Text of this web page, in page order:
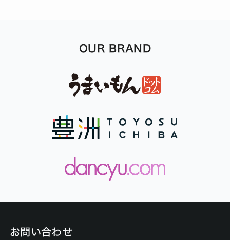
OUR BRAND
お問い合わせ